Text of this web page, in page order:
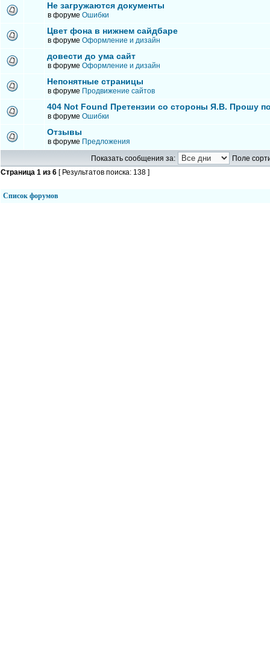
Не загружаются документы
в форуме Ошибки
Цвет фона в нижнем сайдбаре
в форуме Оформление и дизайн
довести до ума сайт
в форуме Оформление и дизайн
Непонятные страницы
в форуме Продвижение сайтов
404 Not Found Претензии со стороны Я.В. Прошу
в форуме Ошибки
Отзывы
в форуме Предложения
Показать сообщения за:
Поле
Страница 1 из 6 [ Результатов поиска: 138 ]
Список форумов